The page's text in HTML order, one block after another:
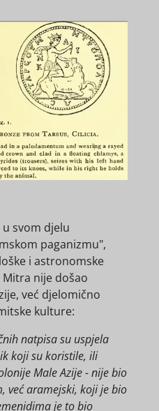
u svom djelu
paganizmu",
i astronomske
nije došao
već djelomično
kulture:
natpisa su uspjela
koji su koristile, ili
Male Azije - nije bio
već aramejski, koji je bio
je to bio